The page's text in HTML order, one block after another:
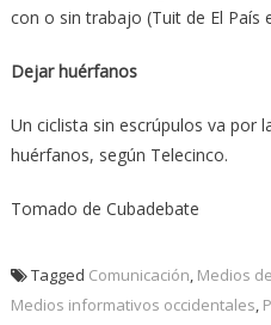
con o sin trabajo (Tuit de El País
Dejar huérfanos
Un ciclista sin escrúpulos va por
huérfanos, según Telecinco.
Tomado de Cubadebate
Tagged Comunicación, Medios
Medios informativos occidentales,